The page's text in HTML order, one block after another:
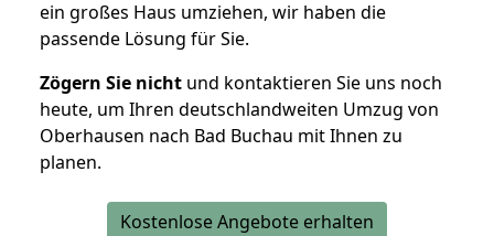
ein großes Haus umziehen, wir haben die
passende Lösung für Sie.
Zögern Sie nicht und kontaktieren Sie uns noch
heute, um Ihren deutschlandweiten Umzug von
Oberhausen nach Bad Buchau mit Ihnen zu
planen.
Kostenlose Angebote erhalten